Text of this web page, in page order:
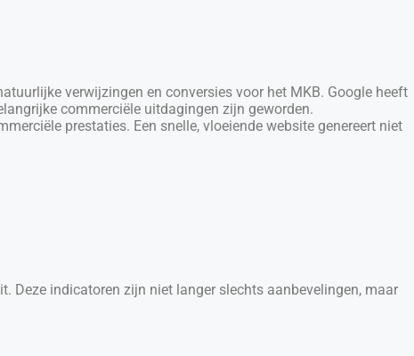
verwijzingen en conversies voor het MKB. Google heeft
commerciële uitdagingen zijn geworden.
prestaties. Een snelle, vloeiende website genereert niet
Deze indicatoren zijn niet langer slechts aanbevelingen, maar